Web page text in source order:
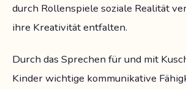
durch Rollenspiele soziale Realität
ihre Kreativität entfalten.
Durch das Sprechen für und mit
Kinder wichtige kommunikative